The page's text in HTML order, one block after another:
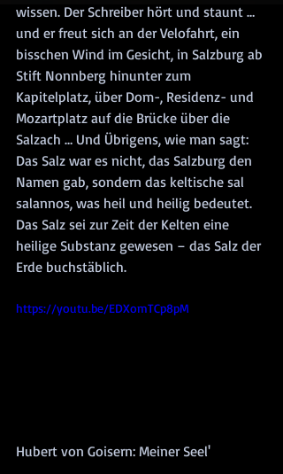
wissen. Der Schreiber hört und staunt …
und er freut sich an der Velofahrt, ein
bisschen Wind im Gesicht, in Salzburg ab
Stift Nonnberg hinunter zum
Kapitelplatz, über Dom-, Residenz- und
Mozartplatz auf die Brücke über die
Salzach … Und Übrigens, wie man sagt:
Das Salz war es nicht, das Salzburg den
Namen gab, sondern das keltische sal
salannos, was heil und heilig bedeutet.
Das Salz sei zur Zeit der Kelten eine
heilige Substanz gewesen – das Salz der
Erde buchstäblich.
https://youtu.be/EDXomTCp8pM
Hubert von Goisern: Meiner Seel'